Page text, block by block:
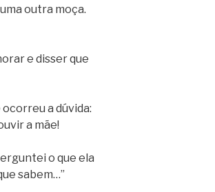
outra moça.
e disser que
a dúvida:
a mãe!
o que ela
sabem…”